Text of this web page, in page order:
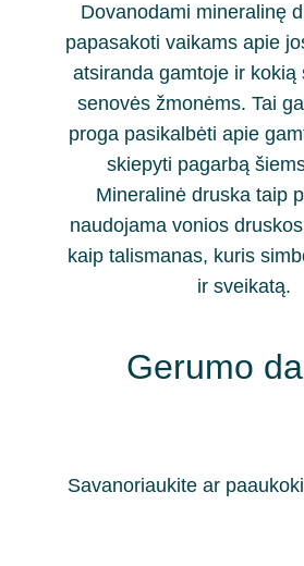
Dovanodami mineralinę
papasakoti vaikams apie
atsiranda gamtoje ir kokią
senovės žmonėms. Tai
proga pasikalbėti apie
skiepyti pagarbą
Mineralinė druska taip
naudojama vonios
kaip talismanas, kuris
ir sveikatą.
Gerumo
Savanoriaukite ar